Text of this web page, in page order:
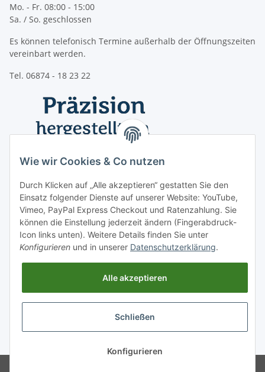
Mo. - Fr. 08:00 - 15:00
Sa. / So. geschlossen
Es können telefonisch Termine außerhalb der Öffnungszeiten
vereinbart werden.
Tel. 06874 - 18 23 22
Wie wir Cookies & Co nutzen
Durch Klicken auf „Alle akzeptieren“ gestatten Sie den
Einsatz folgender Dienste auf unserer Website: YouTube,
Vimeo, PayPal Express Checkout und Ratenzahlung. Sie
können die Einstellung jederzeit ändern (Fingerabdruck-
Icon links unten). Weitere Details finden Sie unter
Konfigurieren und in unserer Datenschutzerklärung.
Alle akzeptieren
Schließen
Konfigurieren